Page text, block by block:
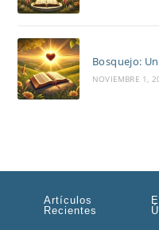
Bosquejo:
NOVIEMBRE 1,
Artículos
Recientes